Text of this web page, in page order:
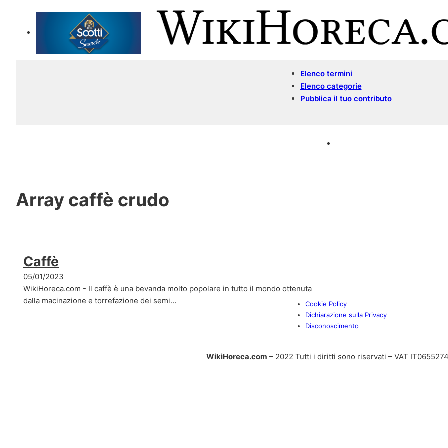
Elenco termini
Elenco categorie
Pubblica il tuo contributo
Array caffè crudo
Caffè
05/01/2023
WikiHoreca.com - Il caffè è una bevanda molto popolare in tutto il mondo ottenuta
dalla macinazione e torrefazione dei semi…
Cookie Policy
Dichiarazione sulla Privacy
Disconoscimento
WikiHoreca.com – 2022 Tutti i diritti sono riservati – VAT